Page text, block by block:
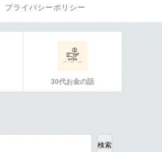
プライバシーポリシー
30代お金の話
検索